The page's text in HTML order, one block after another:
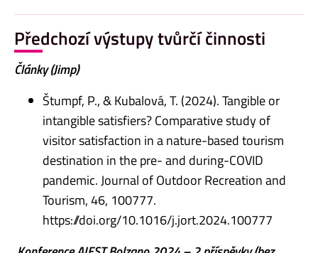
Předchozí výstupy tvůrčí činnosti
Články (Jimp)
Štumpf, P., & Kubalová, T. (2024). Tangible or
intangible satisfiers? Comparative study of
visitor satisfaction in a nature-based tourism
destination in the pre- and during-COVID
pandemic. Journal of Outdoor Recreation and
Tourism, 46, 100777.
https://doi.org/10.1016/j.jort.2024.100777